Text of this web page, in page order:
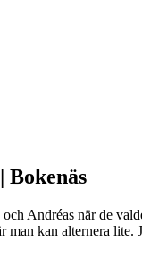
Bokenäs
Andréas när de
man kan alternera